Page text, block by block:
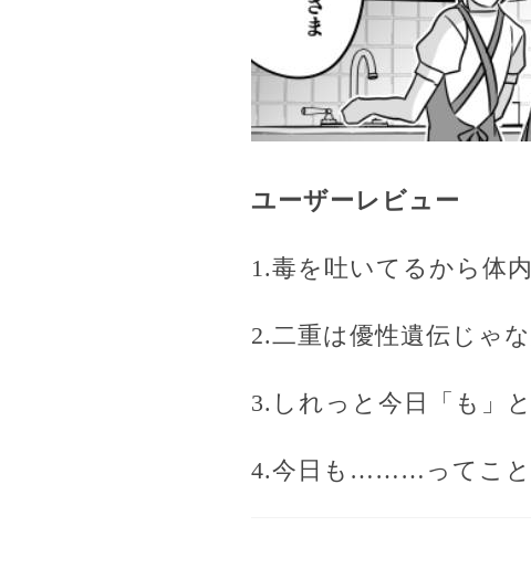
ユーザーレビュー
1.毒を吐いてるから体
2.二重は優性遺伝じゃ
3.しれっと今日「も」
4.今日も………ってこ